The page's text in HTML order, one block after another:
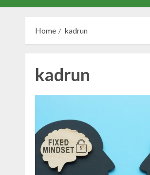
Home kadrun
kadrun